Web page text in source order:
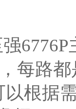
每路
以根据